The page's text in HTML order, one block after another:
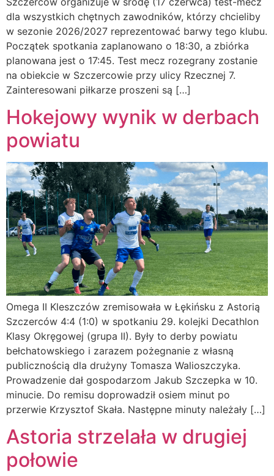
dla wszystkich chętnych zawodników, którzy chcieliby
w sezonie 2026/2027 reprezentować barwy tego klubu.
Początek spotkania zaplanowano o 18:30, a zbiórka
planowana jest o 17:45. Test mecz rozegrany zostanie
na obiekcie w Szczercowie przy ulicy Rzecznej 7.
Zainteresowani piłkarze proszeni są […]
Hokejowy wynik w derbach
powiatu
Omega II Kleszczów zremisowała w Łękińsku z Astorią
Szczerców 4:4 (1:0) w spotkaniu 29. kolejki Decathlon
Klasy Okręgowej (grupa II). Były to derby powiatu
bełchatowskiego i zarazem pożegnanie z własną
publicznością dla drużyny Tomasza Walioszczyka.
Prowadzenie dał gospodarzom Jakub Szczepka w 10.
minucie. Do remisu doprowadził osiem minut po
przerwie Krzysztof Skała. Następne minuty należały […]
Astoria strzelała w drugiej
połowie